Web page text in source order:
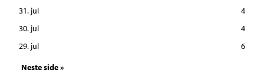
31. jul
4
30. jul
4
29. jul
6
Neste side »